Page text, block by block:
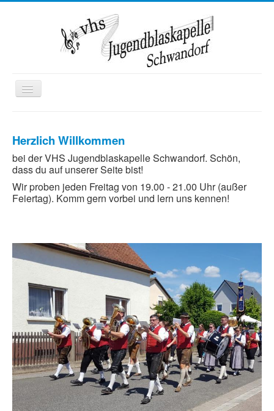
Toggle
Navigation
Wir über uns
Termine
Kontakt
Mitglied werden
Kooperationen
Herzlich Willkommen
bei der VHS Jugendblaskapelle Schwandorf. Schön,
dass du auf unserer Seite bist!
Wir proben jeden Freitag von 19.00 - 21.00 Uhr (außer
Feiertag). Komm gern vorbei und lern uns kennen!